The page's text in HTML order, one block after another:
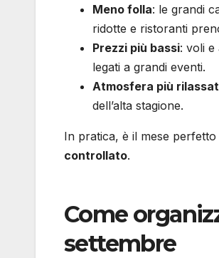
Meno folla: le grandi
ridotte e ristoranti
Prezzi più bassi: voli e
legati a grandi eventi.
Atmosfera più
dell’alta stagione.
In pratica, è il mese
controllato.
Come
settembre